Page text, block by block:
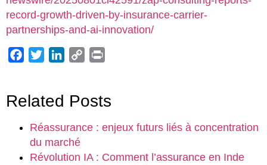
record-growth-driven-by-insurance-carrier-
partnerships-and-ai-innovation/
Facebook
TwitterLinkedIn
Copy
Related Posts
Réassurance : enjeux futurs liés à concentration
du marché
Révolution IA : Comment l’assurance en Inde